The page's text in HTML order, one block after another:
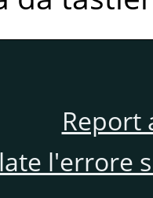
Report
l'errore